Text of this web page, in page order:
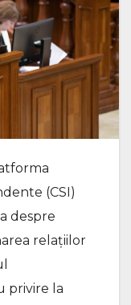
(CSI)
despre
relațiilor
privire la